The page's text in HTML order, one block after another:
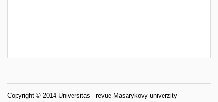
Copyright © 2014 Universitas - revue Masarykovy univerzity